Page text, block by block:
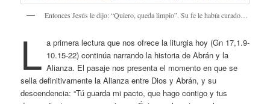
Entonces Jesús le dijo: “Quiero, queda limpio”. Su fe le había curado…
L a primera lectura que nos ofrece la liturgia hoy (Gn 17,1.9-
10.15-22) continúa narrando la historia de Abrán y la
Alianza. El pasaje nos presenta el momento en que se
sella definitivamente la Alianza entre Dios y Abrán, y su
descendencia: “Tú guarda mi pacto, que hago contigo y tus